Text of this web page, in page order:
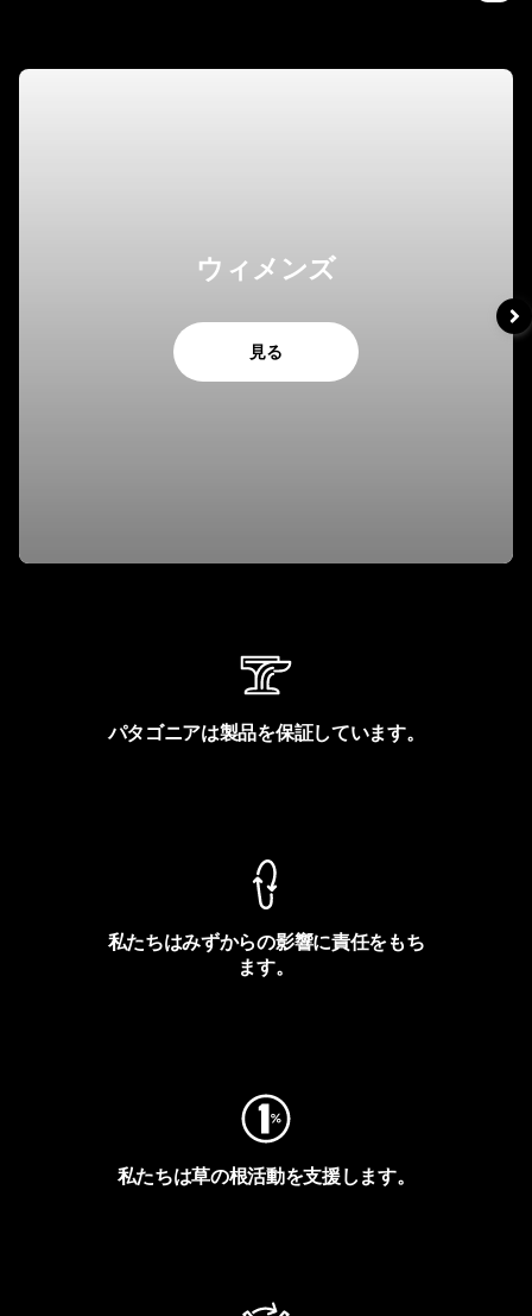
ウィメンズ
見る
パタゴニアは製品を保証しています。
私たちはみずからの影響に責任をもち
ます。
私たちは草の根活動を支援します。